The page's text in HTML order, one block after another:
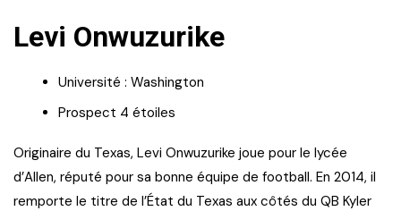
Levi Onwuzurike
Université : Washington
Prospect 4 étoiles
Originaire du Texas, Levi Onwuzurike joue pour le lycée
d’Allen, réputé pour sa bonne équipe de football. En 2014, il
remporte le titre de l’État du Texas aux côtés du QB Kyler